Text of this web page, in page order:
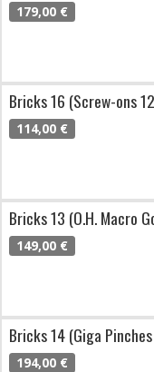
179,00 €
Bricks 16 (Screw-ons
114,00 €
Bricks 13 (O.H. Macro
149,00 €
Bricks 14 (Giga
194,00 €